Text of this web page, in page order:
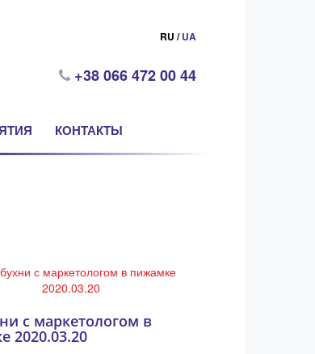
RU /UA
+38 066 472 00 44
КОНТАКТЫ
с маркетологом в
2020.03.20